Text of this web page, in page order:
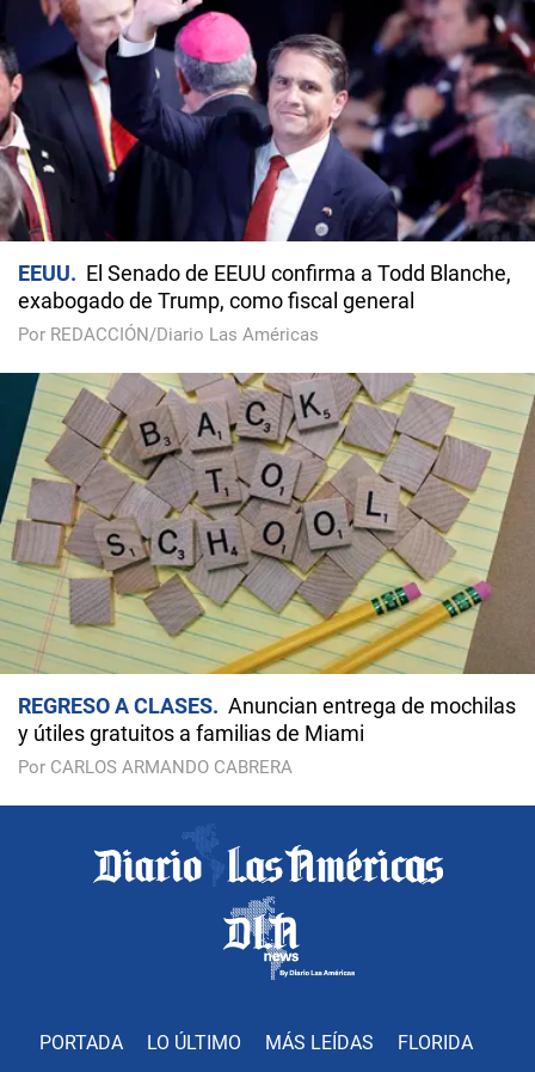
EEUU
El Senado de EEUU confirma a Todd Blanche,
exabogado de Trump, como fiscal general
Por REDACCIÓN/Diario Las Américas
REGRESO A CLASES
Anuncian entrega de mochilas
y útiles gratuitos a familias de Miami
Por CARLOS ARMANDO CABRERA
PORTADA LO ÚLTIMO MÁS LEÍDAS FLORIDA